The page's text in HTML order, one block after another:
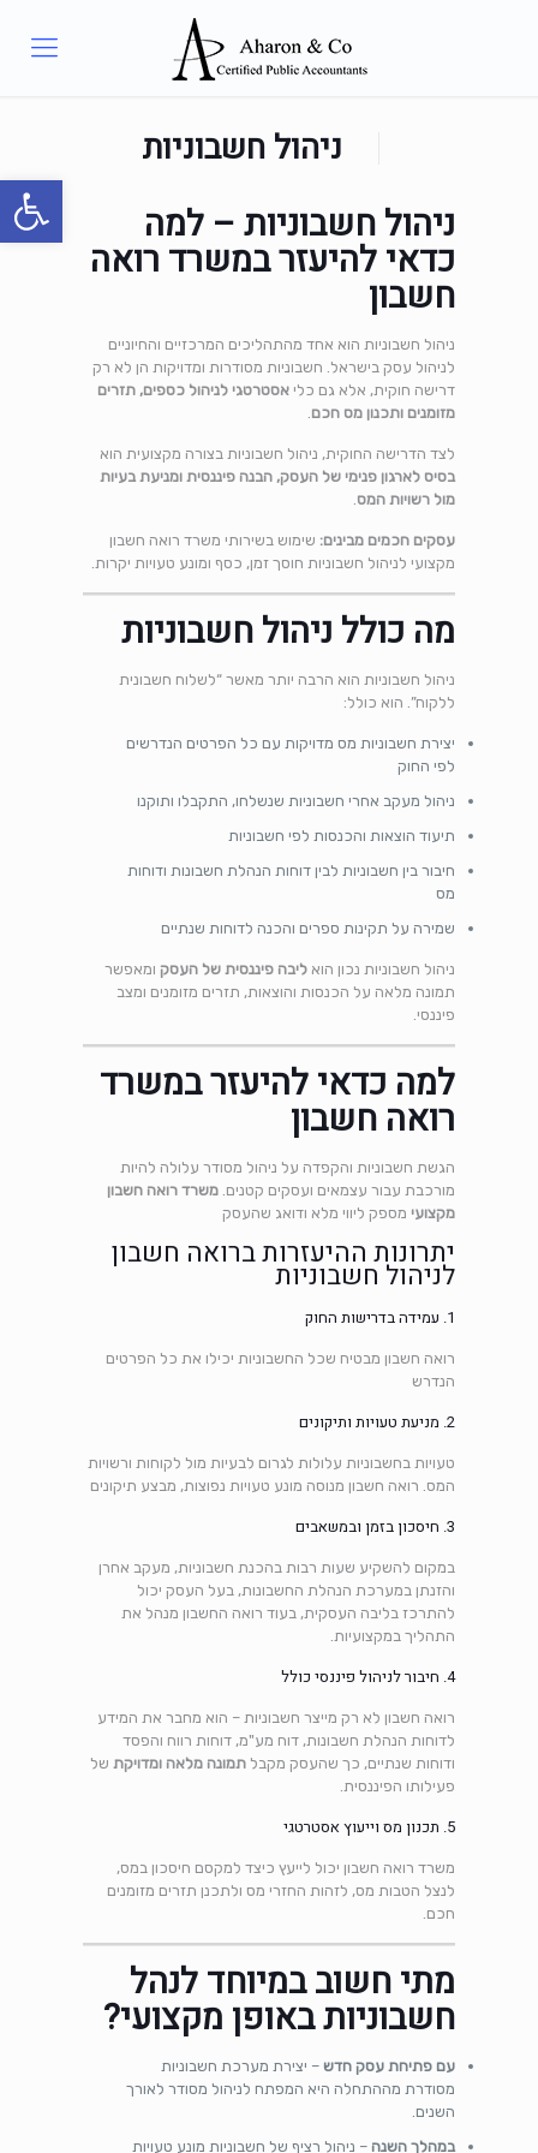
פתח
ניהול חשבוניות
ניהול חשבוניות – למה
כדאי להיעזר במשרד רואה
חשבון
ניהול חשבוניות הוא אחד מהתהליכים המרכזיים והחיוניים
לניהול עסק בישראל. חשבוניות מסודרות ומדויקות הן לא רק
דרישה חוקית, אלא גם כליאסטרטגי לניהול כספים, תזרים
מזומנים ותכנון מס חכם.
לצד הדרישה החוקית, ניהול חשבוניות בצורה מקצועית הוא
בסיס לארגון פנימי של העסק, הבנה פיננסית ומניעת בעיות
מול רשויות המס.
עסקים חכמים מבינים: שימוש בשירותי משרד רואה חשבון
מקצועי לניהול חשבוניות חוסך זמן, כסף ומונע טעויות יקרות.
מה כולל ניהול חשבוניות
ניהול חשבוניות הוא הרבה יותר מאשר “לשלוח חשבונית
ללקוח”. הוא כולל:
יצירת חשבוניות מס מדויקות עם כל הפרטים הנדרשים
לפי החוק
ניהול מעקב אחרי חשבוניות שנשלחו, התקבלו ותוקנו
תיעוד הוצאות והכנסות לפי חשבוניות
חיבור בין חשבוניות לבין דוחות הנהלת חשבונות ודוחות
מס
שמירה על תקינות ספרים והכנה לדוחות שנתיים
ניהול חשבוניות נכון הואליבה פיננסית של העסק ומאפשר
תמונה מלאה על הכנסות והוצאות, תזרים מזומנים ומצב
פיננסי.
למה כדאי להיעזר במשרד
רואה חשבון
הגשת חשבוניות והקפדה על ניהול מסודר עלולה להיות
מורכבת עבור עצמאים ועסקים קטנים.משרד רואה חשבון
מקצועי מספק ליווי מלא ודואג שהעסק
יתרונות ההיעזרות ברואה חשבון
לניהול חשבוניות
1. עמידה בדרישות החוק
רואה חשבון מבטיח שכל החשבוניות יכילו את כל הפרטים
הנדרש
2. מניעת טעויות ותיקונים
טעויות בחשבוניות עלולות לגרום לבעיות מול לקוחות ורשויות
המס. רואה חשבון מנוסה מונע טעויות נפוצות, מבצע תיקונים
3. חיסכון בזמן ובמשאבים
במקום להשקיע שעות רבות בהכנת חשבוניות, מעקב אחרן
והזנתן במערכת הנהלת החשבונות, בעל העסק יכול
להתרכז בליבה העסקית, בעוד רואה החשבון מנהל את
התהליך במקצועיות.
4. חיבור לניהול פיננסי כולל
רואה חשבון לא רק מייצר חשבוניות – הוא מחבר את המידע
לדוחות הנהלת חשבונות, דוח מע"מ, דוחות רווח והפסד
ודוחות שנתיים, כך שהעסק מקבלתמונה מלאה ומדויקת של
פעילותו הפיננסית.
5. תכנון מס וייעוץ אסטרטגי
משרד רואה חשבון יכול לייעץ כיצד למקסם חיסכון במס,
לנצל הטבות מס, לזהות החזרי מס ולתכנן תזרים מזומנים
חכם.
מתי חשוב במיוחד לנהל
חשבוניות באופן מקצועי?
עם פתיחת עסק חדש – יצירת מערכת חשבוניות
מסודרת מההתחלה היא המפתח לניהול מסודר לאורך
השנים.
במהלך השנה – ניהול רציף של חשבוניות מונע טעויות